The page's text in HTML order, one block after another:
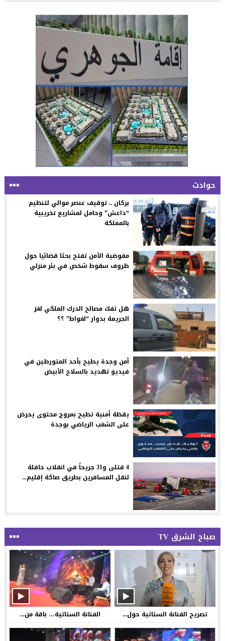
حوادث
بركان .. توقيف عنصر موالي لتنظيم
“داعش” وحامل لمشاريع تخريبية
بالمملكة
مفوضية الأمن تفتح بحثا قضائيا حول
ظروف سقوط شخص في بئر منزلي
هل تفك مصالح الدرك الملكي لغز
الجريمة بدوار “لغواط” ؟؟
أمن وجدة يطيح بأحد المتورطين في
فيديو تهديد بالسلاح الأبيض
يقظة أمنية تطيح بمروج محتوى يحرض
على الشغب الرياضي بوجدة
4 قتلى و31 جريحاً في انقلاب حافلة
لنقل المسافرين بطريق صاكة إقليم...
صباح الشرق TV
تصريح الفنانة الستاتية حول... الفنانة الستاتية… باقة من...